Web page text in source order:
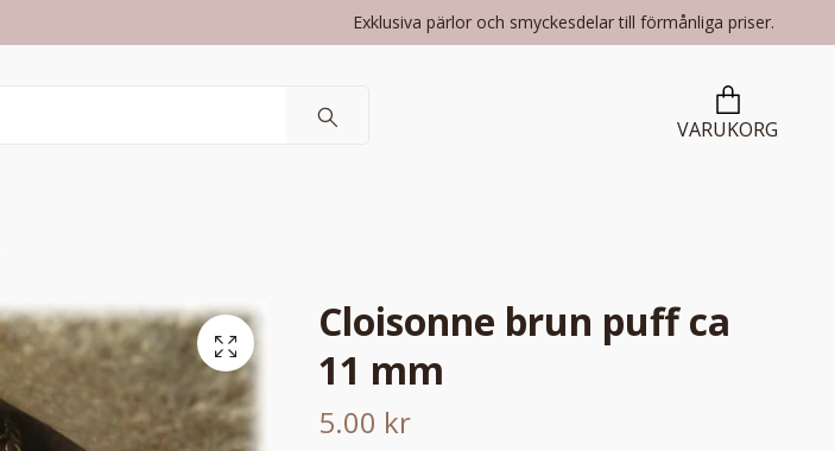
Exklusiva pärlor och smyckesdelar till förmånliga priser.
VARUKORG
Cloisonne brun puff ca
11 mm
5.00 kr